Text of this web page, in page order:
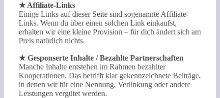
★ Affiliate-Links
Einige Links auf dieser Seite sind sogenannte Affiliate-
Links. Wenn du über einen solchen Link einkaufst,
erhalten wir eine kleine Provision – für dich ändert sich am
Preis natürlich nichts.
★ Gesponserte Inhalte / Bezahlte Partnerschaften
Manche Inhalte entstehen im Rahmen bezahlter
Kooperationen. Das betrifft klar gekennzeichnete Beiträge,
in denen wir für eine Nennung, Verlinkung oder andere
Leistungen vergütet werden.